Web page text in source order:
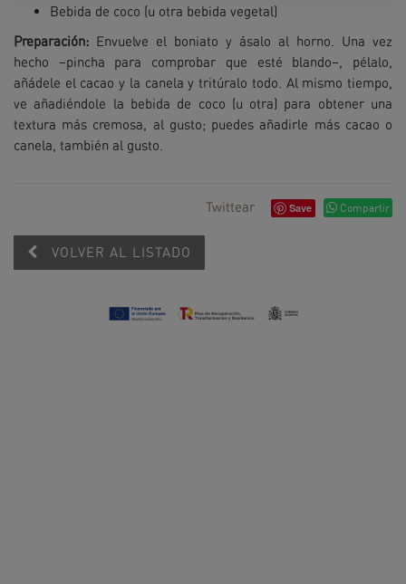
Bebida de coco (u otra bebida vegetal)
Preparación: Envuelve el boniato y ásalo al horno. Una vez
hecho –pincha para comprobar que esté blando–, pélalo,
añádele el cacao y la canela y tritúralo todo. Al mismo tiempo,
ve añadiéndole la bebida de coco (u otra) para obtener una
textura más cremosa, al gusto; puedes añadirle más cacao o
canela, también al gusto.
Twittear Save Compartir
VOLVER AL LISTADO